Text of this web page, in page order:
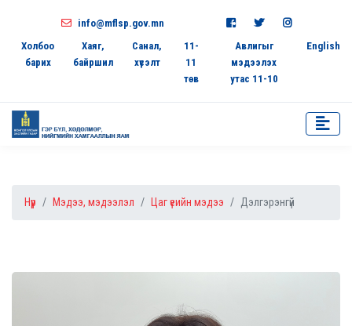
info@mflsp.gov.mn
Холбоо
барих
Хаяг,
байршил
Санал,
хүсэлт
11-
11
төв
Авлигыг
мэдээлэх
утас 11-10
English
Нүүр Мэдээ, мэдээлэл Цаг үеийн мэдээ Дэлгэрэнгүй